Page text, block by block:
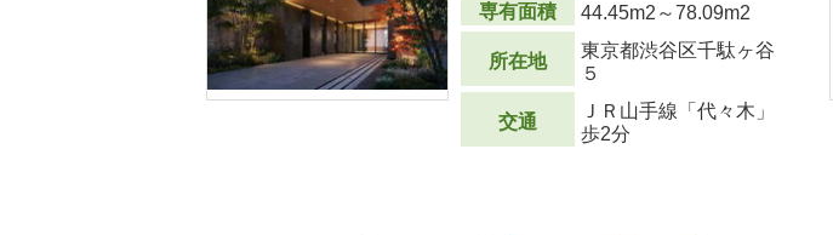
専有面積
44.45m2 ～78.09m2
所在地
東京都渋谷区千駄ヶ谷
５
交通
ＪＲ山手線「代々木」
歩2分